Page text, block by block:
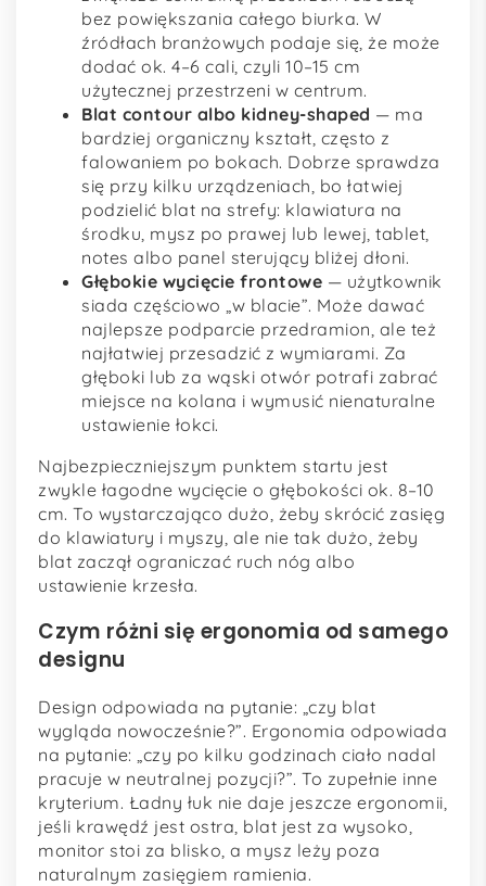
bez powiększania całego biurka. W
źródłach branżowych podaje się, że może
dodać ok. 4–6 cali, czyli 10–15 cm
użytecznej przestrzeni w centrum.
Blat contour albo kidney-shaped — ma
bardziej organiczny kształt, często z
falowaniem po bokach. Dobrze sprawdza
się przy kilku urządzeniach, bo łatwiej
podzielić blat na strefy: klawiatura na
środku, mysz po prawej lub lewej, tablet,
notes albo panel sterujący bliżej dłoni.
Głębokie wycięcie frontowe — użytkownik
siada częściowo „w blacie”. Może dawać
najlepsze podparcie przedramion, ale też
najłatwiej przesadzić z wymiarami. Za
głęboki lub za wąski otwór potrafi zabrać
miejsce na kolana i wymusić nienaturalne
ustawienie łokci.
Najbezpieczniejszym punktem startu jest
zwykle łagodne wycięcie o głębokości ok. 8–10
cm. To wystarczająco dużo, żeby skrócić zasięg
do klawiatury i myszy, ale nie tak dużo, żeby
blat zaczął ograniczać ruch nóg albo
ustawienie krzesła.
Czym różni się ergonomia od samego
designu
Design odpowiada na pytanie: „czy blat
wygląda nowocześnie?”. Ergonomia odpowiada
na pytanie: „czy po kilku godzinach ciało nadal
pracuje w neutralnej pozycji?”. To zupełnie inne
kryterium. Ładny łuk nie daje jeszcze ergonomii,
jeśli krawędź jest ostra, blat jest za wysoko,
monitor stoi za blisko, a mysz leży poza
naturalnym zasięgiem ramienia.